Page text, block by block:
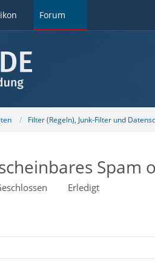
Forum
Filter (Regeln), Junk-Filter und
Spam
Erledigt